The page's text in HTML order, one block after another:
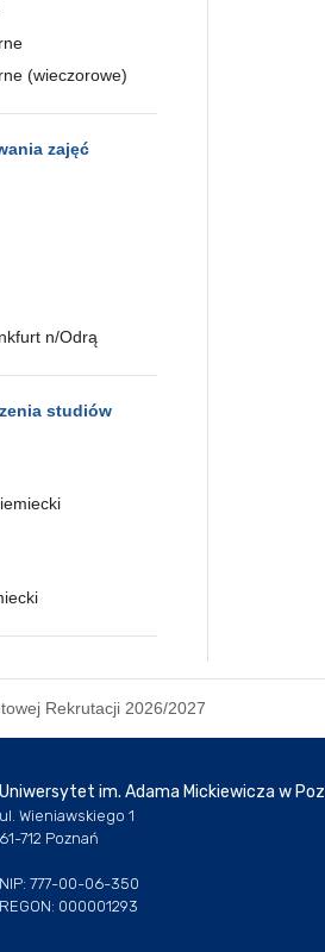
(wieczorowe)
zajęć
n/Odrą
studiów
Rekrutacji 2026/2027
Uniwersytet im. Adama Mickiewicza w
ul. Wieniawskiego 1
61-712 Poznań
NIP: 777-00-06-350
REGON: 000001293